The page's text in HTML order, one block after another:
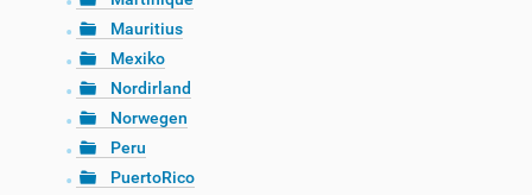
Mauritius
Mexiko
Nordirland
Norwegen
Peru
PuertoRico